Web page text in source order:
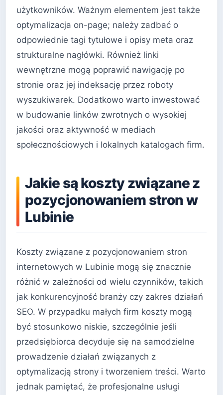
użytkowników. Ważnym elementem jest także
optymalizacja on-page; należy zadbać o
odpowiednie tagi tytułowe i opisy meta oraz
strukturalne nagłówki. Również linki
wewnętrzne mogą poprawić nawigację po
stronie oraz jej indeksację przez roboty
wyszukiwarek. Dodatkowo warto inwestować
w budowanie linków zwrotnych o wysokiej
jakości oraz aktywność w mediach
społecznościowych i lokalnych katalogach firm.
Jakie są koszty związane z
pozycjonowaniem stron w
Lubinie
Koszty związane z pozycjonowaniem stron
internetowych w Lubinie mogą się znacznie
różnić w zależności od wielu czynników, takich
jak konkurencyjność branży czy zakres działań
SEO. W przypadku małych firm koszty mogą
być stosunkowo niskie, szczególnie jeśli
przedsiębiorca decyduje się na samodzielne
prowadzenie działań związanych z
optymalizacją strony i tworzeniem treści. Warto
jednak pamiętać, że profesjonalne usługi